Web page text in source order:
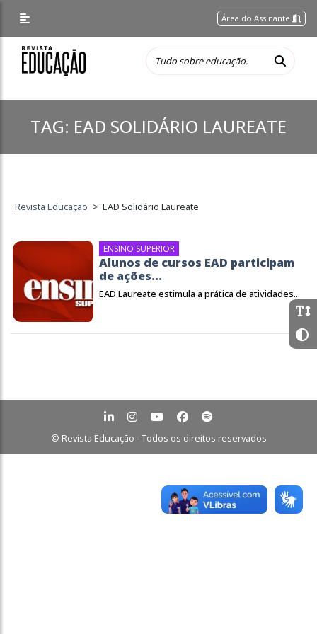
Área do Assinante
TAG: EAD SOLIDÁRIO LAUREATE
Revista Educação > EAD Solidário Laureate
ENSINO SUPERIOR
Alunos de cursos EAD participam
de ações...
EAD Laureate estimula a prática de atividades...
© Revista Educação - Todos os direitos reservados